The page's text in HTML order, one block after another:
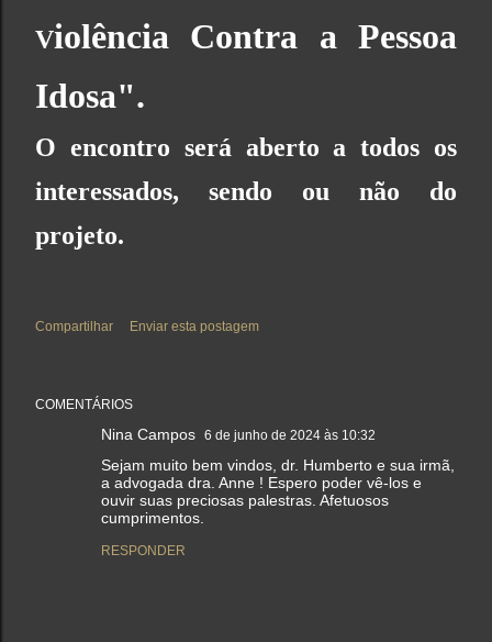
Violência Contra a Pessoa
Idosa".
O encontro será aberto a todos os
interessados, sendo ou não do
projeto.
Compartilhar Enviar esta postagem
COMENTÁRIOS
Nina Campos 6 de junho de 2024 às 10:32
Sejam muito bem vindos, dr. Humberto e sua irmã,
a advogada dra. Anne ! Espero poder vê-los e
ouvir suas preciosas palestras. Afetuosos
cumprimentos.
RESPONDER